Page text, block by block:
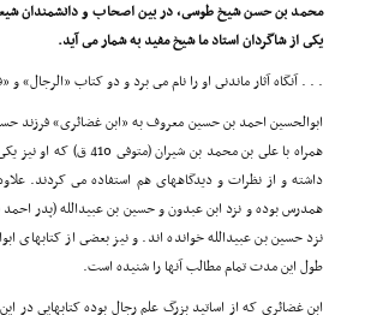
محمد بن حسن شیخ طوسى، در بین اصحاب و دانشمندان
یکى از شاگردان استاد ما شیخ مفید به شمار مى آید.
. . . آنگاه آثار ماندنى او را نام مى برد و دو کتاب
ابوالحسین احمد بن حسین معروف به «ابن غضائرى» فرزند
همراه با على بن محمد
داشته و از نظرات و دیدگاههاى هم استفاده مى کردند.
همدرس بوده و نزد ابن عبدون و حسین بن عبیدالله (پدر
نزد حسین بن عبیدالله خوانده اند. و نیز بعضى از
طول این مدت تمام مطالب آنها را شنیده است.
ابن غضائرى که از اساتید بزرگ علم رجال بوده کتابهایى در